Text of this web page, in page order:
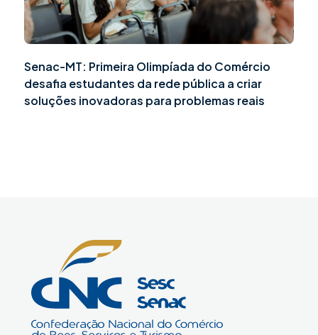
Senac-MT: Primeira Olimpíada do Comércio
desafia estudantes da rede pública a criar
soluções inovadoras para problemas reais